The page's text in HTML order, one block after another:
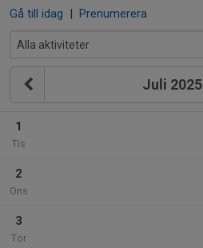
Gå till idag | Prenumerera
Juli 2025
1
Tis
2
Ons
3
Tor